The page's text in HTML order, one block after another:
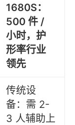
1680S：
500 件 /
小时，护
形率行业
领先
传统设
备：需 2-
3 人辅助上